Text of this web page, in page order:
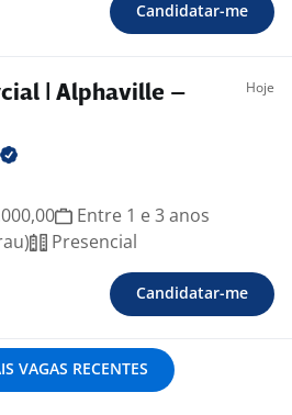
Candidatar-me
| Alphaville –
Hoje
Entre 1 e 3 anos
Presencial
Candidatar-me
VAGAS RECENTES